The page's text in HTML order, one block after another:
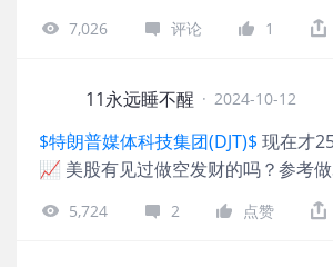
7,026 评论 1
11永远睡不醒 · 2024-10-12
$特朗普媒体科技集团(DJT)$ 现在才
📈 美股有见过做空发财的吗？参考
5,724 2 点赞